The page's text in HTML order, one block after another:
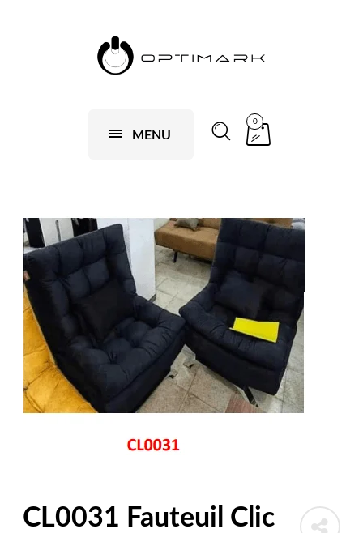
MENU
0
CL0031 Fauteuil Clic